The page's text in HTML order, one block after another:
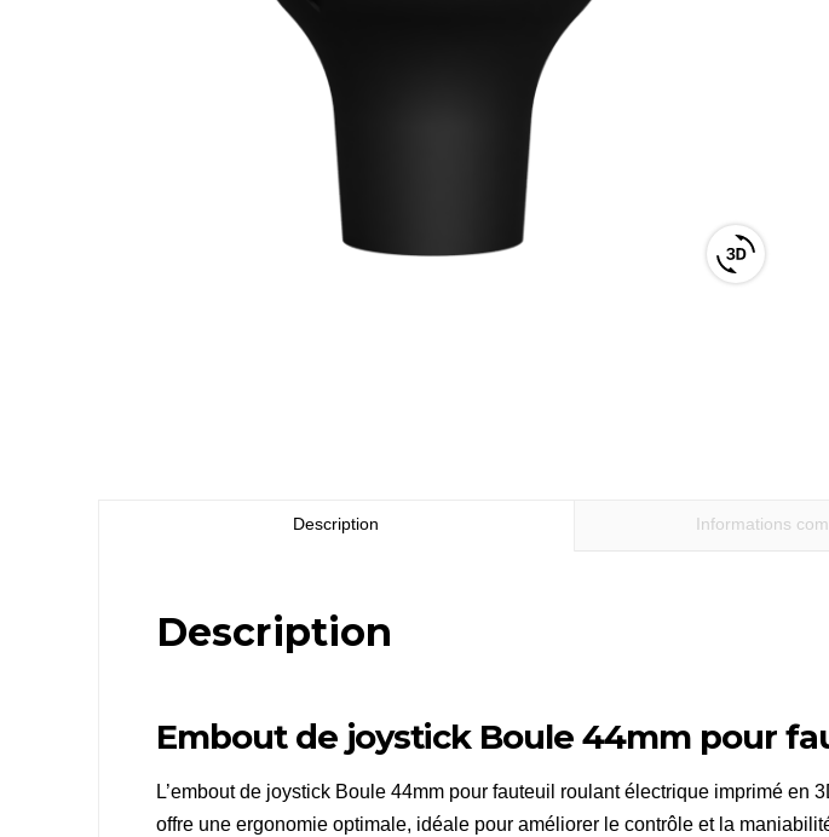
View
Description Informations
Description
Embout de joystick Boule 44mm pour
L’embout de joystick Boule 44mm pour fauteuil roulant électrique imprimé
offre une ergonomie optimale, idéale pour améliorer le contrôle et la